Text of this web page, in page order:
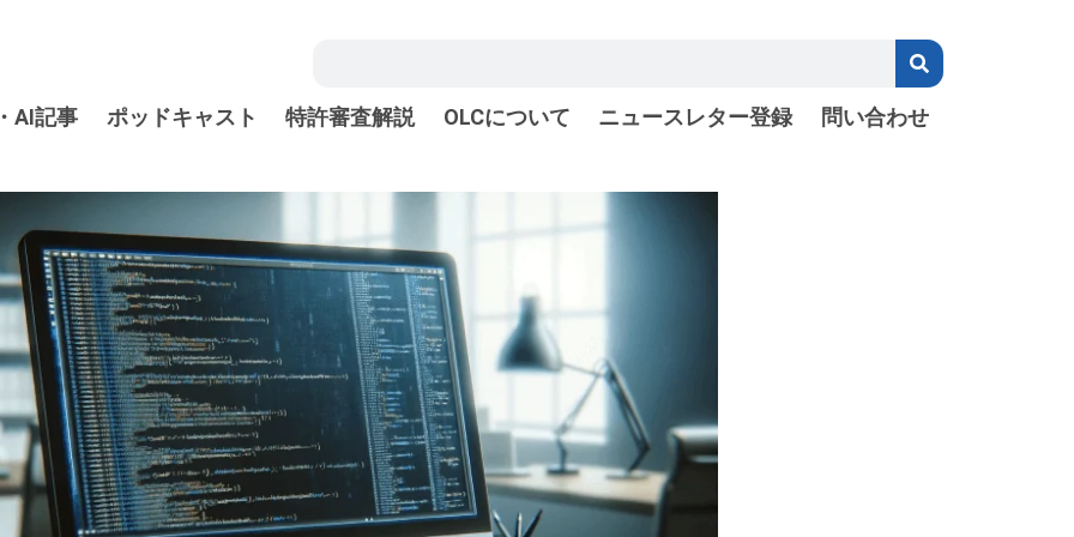
AI記事 ポッドキャスト 特許審査解説 OLCについて ニュースレター登録 問い合わせ